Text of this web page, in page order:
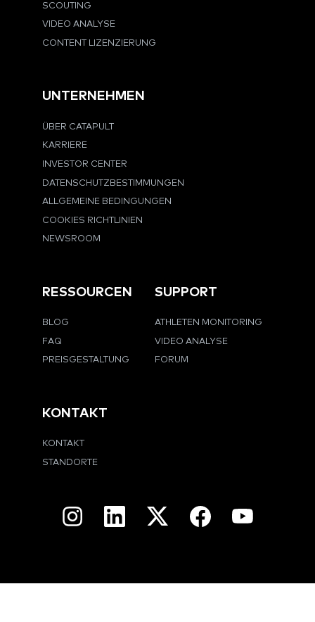
SCOUTING
VIDEO ANALYSE
CONTENT LIZENZIERUNG
UNTERNEHMEN
ÜBER CATAPULT
KARRIERE
INVESTOR CENTER
DATENSCHUTZBESTIMMUNGEN
ALLGEMEINE BEDINGUNGEN
COOKIES RICHTLINIEN
NEWSROOM
RESSOURCEN
BLOG
FAQ
PREISGESTALTUNG
SUPPORT
ATHLETEN MONITORING
VIDEO ANALYSE
FORUM
KONTAKT
KONTAKT
STANDORTE